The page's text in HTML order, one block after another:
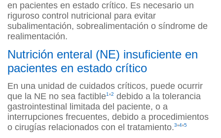
en pacientes en estado crítico. Es necesario un
riguroso control nutricional para evitar
subalimentación, sobrealimentación o síndrome de
realimentación.
Nutrición enteral (NE) insuficiente en
pacientes en estado crítico
En una unidad de cuidados críticos, puede ocurrir
que la NE no sea factible1‘2 debido a la tolerancia
gastrointestinal limitada del paciente, o a
interrupciones frecuentes, debido a procedimientos
o cirugías relacionados con el tratamiento.3‘4‘5